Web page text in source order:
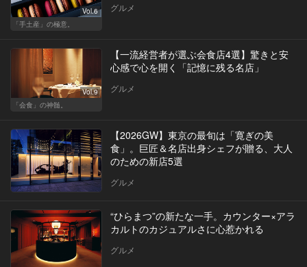
Vol.6
「手土産」の極意。
グルメ
Vol.9
「会食」の神髄。
【一流経営者が選ぶ会食店4選】驚きと安
心感で心を開く「記憶に残る名店」
グルメ
【2026GW】東京の最旬は「寛ぎの美
食」。巨匠＆名店出身シェフが贈る、大人
のための新店5選
グルメ
“ひらまつ”の新たな一手。カウンター×アラ
カルトのカジュアルさに心惹かれる
グルメ